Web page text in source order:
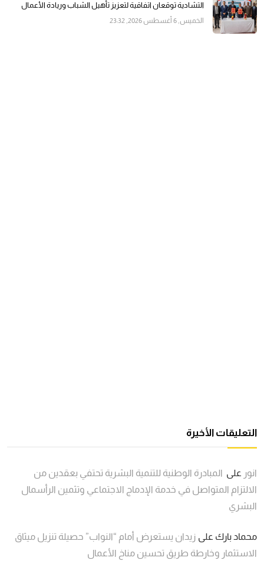
التشادية توقعان اتفاقية لتعزيز تأهيل الشباب وريادة الأعمال
الخميس, 6 أغسطس 2026, 23:32
التعليقات الأخيرة
انور على المبادرة الوطنية للتنمية البشرية تحتفي بعقدين من
الالتزام المتواصل في خدمة الإدماج الاجتماعي وتثمين الرأسمال
البشري
محماد بارك على زيدان يستعرض أمام “النواب” حصيلة تنزيل ميثاق
الاستثمار وخارطة طريق تحسين مناخ الأعمال